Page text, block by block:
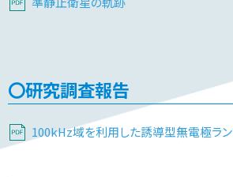
研究調査報告
100kHz域を利用した誘導型無電極ラン